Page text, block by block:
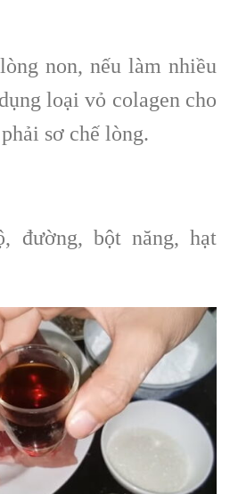
non, nếu làm nhiều
loại vỏ colagen cho
sơ chế lòng.
đường, bột năng, hạt